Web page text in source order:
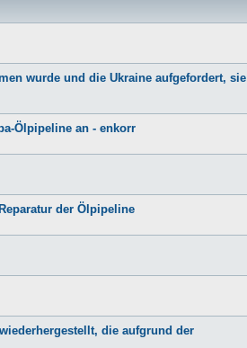
wurde und die Ukraine aufgefordert, sie
Ölpipeline an - enkorr
der Ölpipeline
die aufgrund der